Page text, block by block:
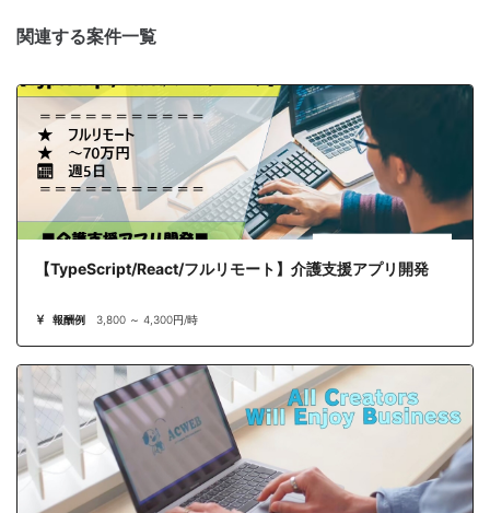
関連する案件一覧
【TypeScript/React/フルリモート】介護支援アプリ開発
報酬例 3,800 ～ 4,300円/時